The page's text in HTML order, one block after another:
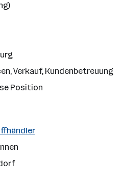
Verkauf, Kundenbetreuung
Position